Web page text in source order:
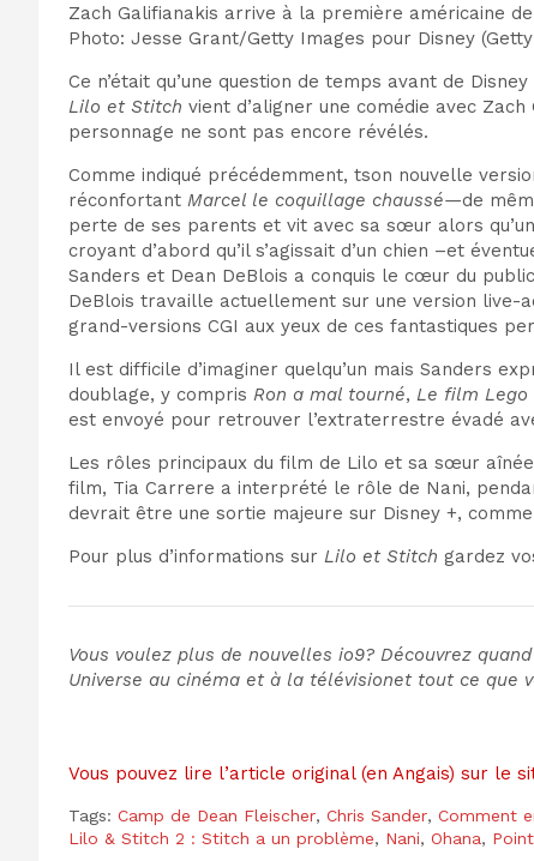
Zach Galifianakis arrive à la première américaine
Photo: Jesse Grant/Getty Images pour Disney (
Ce n’était qu’une question de temps avant de Disney
Lilo et Stitch vient d’aligner une comédie avec Zach
personnage ne sont pas encore révélés.
Comme indiqué précédemment, tson nouvelle
réconfortant Marcel le coquillage chaussé—de
perte de ses parents et vit avec sa sœur alors qu’un
croyant d’abord qu’il s’agissait d’un chien –et
Sanders et Dean DeBlois a conquis le cœur du public
DeBlois travaille actuellement sur une version live-
grand-versions CGI aux yeux de ces fantastiques
Il est difficile d’imaginer quelqu’un mais Sanders
doublage, y compris Ron a mal tourné, Le film Lego
est envoyé pour retrouver l’extraterrestre évadé
Les rôles principaux du film de Lilo et sa sœur aînée
film, Tia Carrere a interprété le rôle de Nani,
devrait être une sortie majeure sur Disney +, comme
Pour plus d’informations sur Lilo et Stitch gardez
Vous voulez plus de nouvelles io9? Découvrez
Universe au cinéma et à la télévisionet tout ce que
Vous pouvez lire l’article original (en Angais) sur le
Tags: Camp de Dean Fleischer, Chris Sander, Comment
Lilo & Stitch 2 : Stitch a un problème, Nani, Ohana, Point